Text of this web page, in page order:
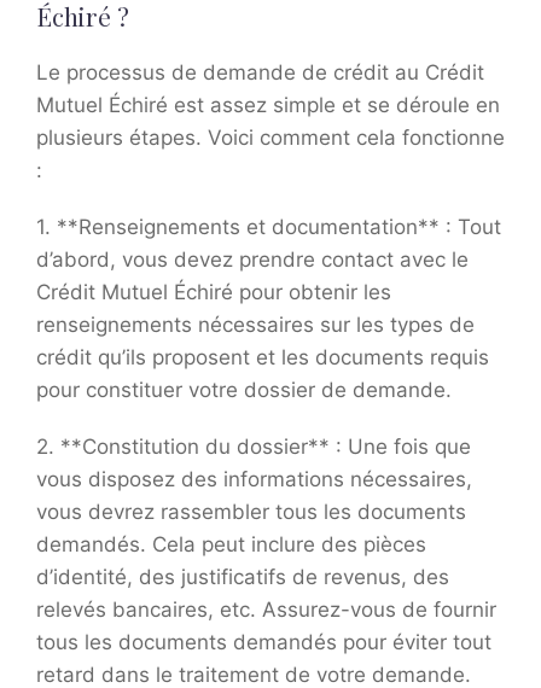
Échiré ?
Le processus de demande de crédit au Crédit
Mutuel Échiré est assez simple et se déroule en
plusieurs étapes. Voici comment cela fonctionne
:
1. **Renseignements et documentation** : Tout
d’abord, vous devez prendre contact avec le
Crédit Mutuel Échiré pour obtenir les
renseignements nécessaires sur les types de
crédit qu’ils proposent et les documents requis
pour constituer votre dossier de demande.
2. **Constitution du dossier** : Une fois que
vous disposez des informations nécessaires,
vous devrez rassembler tous les documents
demandés. Cela peut inclure des pièces
d’identité, des justificatifs de revenus, des
relevés bancaires, etc. Assurez-vous de fournir
tous les documents demandés pour éviter tout
retard dans le traitement de votre demande.